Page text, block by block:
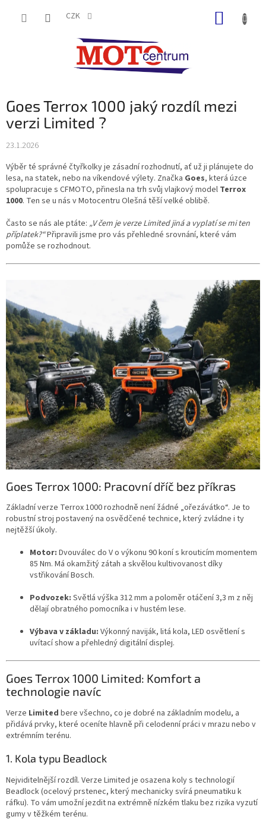
CZK
Goes Terrox 1000 jaký rozdíl mezi
verzi Limited ?
23.1.2026
Výběr té správné čtyřkolky je zásadní rozhodnutí, ať už ji plánujete do
lesa, na statek, nebo na víkendové výlety. Značka Goes, která úzce
spolupracuje s CFMOTO, přinesla na trh svůj vlajkový model Terrox
1000. Ten se u nás v Motocentru Olešná těší velké oblibě.
Často se nás ale ptáte: „V čem je verze Limited jiná a vyplatí se mi ten
příplatek?“Připravili jsme pro vás přehledné srovnání, které vám
pomůže se rozhodnout.
Goes Terrox 1000: Pracovní dříč bez příkras
Základní verze Terrox 1000 rozhodně není žádné „ořezávátko“. Je to
robustní stroj postavený na osvědčené technice, který zvládne i ty
nejtěžší úkoly.
Motor: Dvouválec do V o výkonu 90 koní s krouticím momentem
85 Nm. Má okamžitý zátah a skvělou kultivovanost díky
vstřikování Bosch.
Podvozek: Světlá výška 312 mm a poloměr otáčení 3,3 m z něj
dělají obratného pomocníka i v hustém lese.
Výbava v základu: Výkonný naviják, litá kola, LED osvětlení s
uvítací show a přehledný digitální displej.
Goes Terrox 1000 Limited: Komfort a
technologie navíc
Verze Limited bere všechno, co je dobré na základním modelu, a
přidává prvky, které oceníte hlavně při celodenní práci v mrazu nebo v
extrémním terénu.
1. Kola typu Beadlock
Nejviditelnější rozdíl. Verze Limited je osazena koly s technologií
Beadlock (ocelový prstenec, který mechanicky svírá pneumatiku k
ráfku). To vám umožní jezdit na extrémně nízkém tlaku bez rizika vyzutí
gumy v těžkém terénu.